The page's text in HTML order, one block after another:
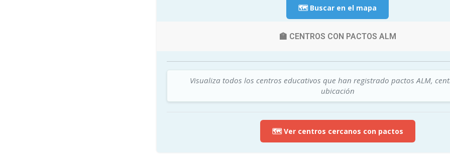
🗺️ Buscar en el mapa
🏫 CENTROS CON PACTOS ALM
Visualiza todos los centros educativos que han registrado pactos ALM,
ubicación
🗺️ Ver centros cercanos con pactos